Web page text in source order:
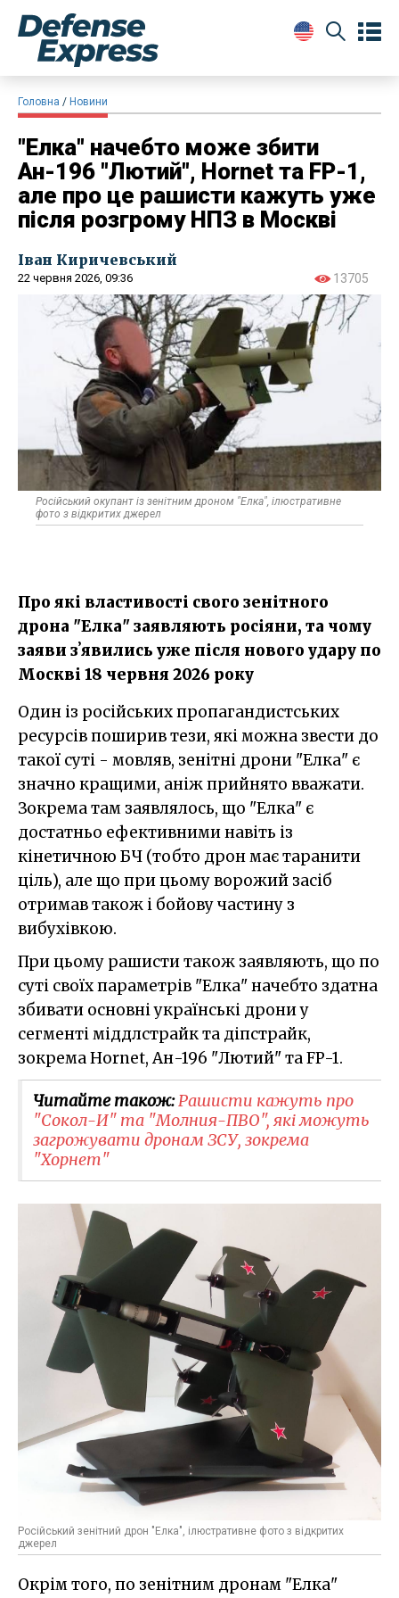
Головна Новини
"Елка" начебто може збити
Ан-196 "Лютий", Hornet та FP-1,
але про це рашисти кажуть уже
після розгрому НПЗ в Москві
Іван Киричевський
22 червня 2026, 09:36 13705
Російський окупант із зенітним дроном "Елка", ілюстративне
фото з відкритих джерел
Про які властивості свого зенітного
дрона "Елка" заявляють росіяни, та чому
заяви зʼявились уже після нового удару по
Москві 18 червня 2026 року
Один із російських пропагандистських
ресурсів поширив тези, які можна звести до
такої суті - мовляв, зенітні дрони "Елка" є
значно кращими, аніж прийнято вважати.
Зокрема там заявлялось, що "Елка" є
достатньо ефективними навіть із
кінетичною БЧ (тобто дрон має таранити
ціль), але що при цьому ворожий засіб
отримав також і бойову частину з
вибухівкою.
При цьому рашисти також заявляють, що по
суті своїх параметрів "Елка" начебто здатна
збивати основні українські дрони у
сегменті міддлстрайк та діпстрайк,
зокрема Hornet, Ан-196 "Лютий" та FP-1.
Читайте також:Рашисти кажуть про
"Сокол-И" та "Молния-ПВО", які можуть
загрожувати дронам ЗСУ, зокрема
"Хорнет"
Російський зенітний дрон "Елка", ілюстративне фото з відкритих
джерел
Окрім того, по зенітним дронам "Елка"